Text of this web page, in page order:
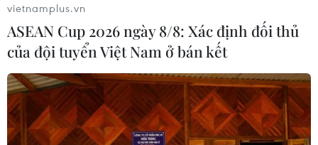
vietnamplus.vn
ASEAN Cup 2026 ngày 8/8: Xác định đối thủ
của đội tuyển Việt Nam ở bán kết